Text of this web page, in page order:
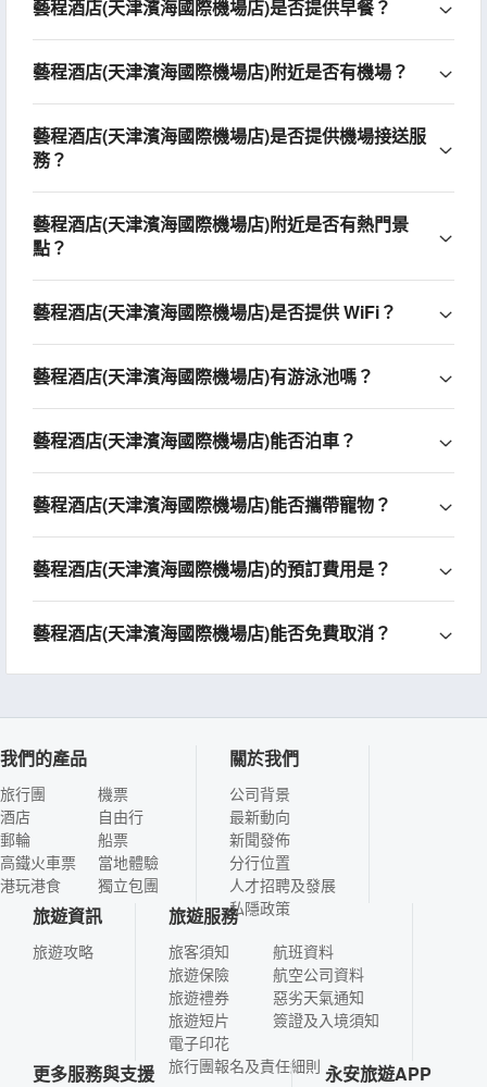
藝程酒店(天津濱海國際機場店)是否提供早餐？
藝程酒店(天津濱海國際機場店)附近是否有機場？
藝程酒店(天津濱海國際機場店)是否提供機場接送服
務？
藝程酒店(天津濱海國際機場店)附近是否有熱門景
點？
藝程酒店(天津濱海國際機場店)是否提供 WiFi？
藝程酒店(天津濱海國際機場店)有游泳池嗎？
藝程酒店(天津濱海國際機場店)能否泊車？
藝程酒店(天津濱海國際機場店)能否攜帶寵物？
藝程酒店(天津濱海國際機場店)的預訂費用是？
藝程酒店(天津濱海國際機場店)能否免費取消？
我們的產品
旅行團
酒店
郵輪
高鐵火車票
港玩港食
機票
自由行
船票
當地體驗
獨立包團
關於我們
公司背景
最新動向
新聞發佈
分行位置
人才招聘及發展
私隱政策
旅遊資訊
旅遊攻略
旅遊服務
旅客須知
旅遊保險
旅遊禮券
旅遊短片
電子印花
航班資料
航空公司資料
惡劣天氣通知
簽證及入境須知
旅行團報名及責任細則
更多服務與支援 永安旅遊APP